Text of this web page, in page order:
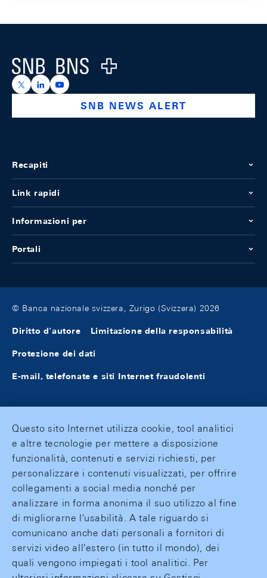
Logo
https://x.com/snb_bns
https://ch.linkedin.com/company/swiss-national-
https://www.youtube.com/@swissnationalbank
SNB NEWS ALERT
Recapiti
Link rapidi
Informazioni per
Portali
© Banca nazionale svizzera, Zurigo (Svizzera) 2026
Diritto d'autore Limitazione della responsabilità
Protezione dei dati
E-mail, telefonate e siti Internet fraudolenti
Questo sito Internet utilizza cookie, tool analitici
e altre tecnologie per mettere a disposizione
funzionalità, contenuti e servizi richiesti, per
personalizzare i contenuti visualizzati, per offrire
collegamenti a social media nonché per
analizzare in forma anonima il suo utilizzo al fine
di migliorarne l'usabilità. A tale riguardo si
comunicano anche dati personali a fornitori di
servizi video all'estero (in tutto il mondo), dei
quali vengono impiegati i tool analitici. Per